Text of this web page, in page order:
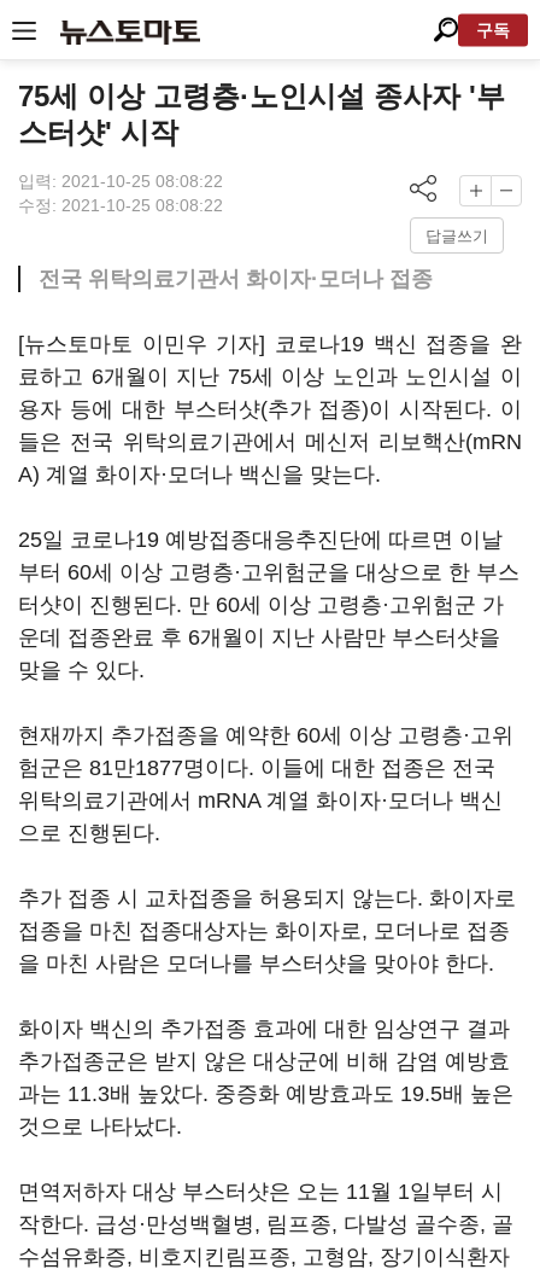
구독
75세 이상 고령층·노인시설 종사자 '부
스터샷' 시작
입력: 2021-10-25 08:08:22
수정: 2021-10-25 08:08:22
답글쓰기
전국 위탁의료기관서 화이자·모더나 접종
[뉴스토마토 이민우 기자] 코로나19 백신 접종을 완
료하고 6개월이 지난 75세 이상 노인과 노인시설 이
용자 등에 대한 부스터샷(추가 접종)이 시작된다. 이
들은 전국 위탁의료기관에서 메신저 리보핵산(mRN
A) 계열 화이자·모더나 백신을 맞는다.
25일 코로나19 예방접종대응추진단에 따르면 이날
부터 60세 이상 고령층·고위험군을 대상으로 한 부스
터샷이 진행된다. 만 60세 이상 고령층·고위험군 가
운데 접종완료 후 6개월이 지난 사람만 부스터샷을
맞을 수 있다.
현재까지 추가접종을 예약한 60세 이상 고령층·고위
험군은 81만1877명이다. 이들에 대한 접종은 전국
위탁의료기관에서 mRNA 계열 화이자·모더나 백신
으로 진행된다.
추가 접종 시 교차접종을 허용되지 않는다. 화이자로
접종을 마친 접종대상자는 화이자로, 모더나로 접종
을 마친 사람은 모더나를 부스터샷을 맞아야 한다.
화이자 백신의 추가접종 효과에 대한 임상연구 결과
추가접종군은 받지 않은 대상군에 비해 감염 예방효
과는 11.3배 높았다. 중증화 예방효과도 19.5배 높은
것으로 나타났다.
면역저하자 대상 부스터샷은 오는 11월 1일부터 시
작한다. 급성·만성백혈병, 림프종, 다발성 골수종, 골
수섬유화증, 비호지킨림프종, 고형암, 장기이식환자